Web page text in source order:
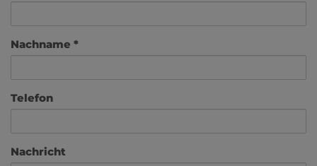
Nachname
Telefon
Nachricht